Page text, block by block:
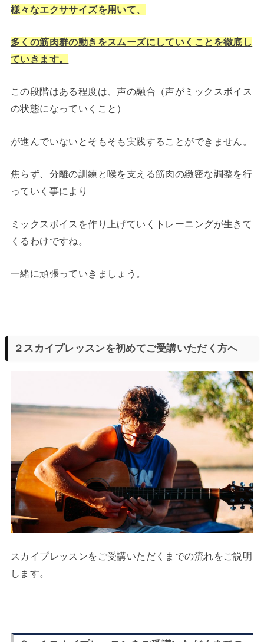
様々なエクササイズを用いて、
多くの筋肉群の動きをスムーズにしていくことを徹底し
ていきます。
この段階はある程度は、声の融合（声がミックスボイス
の状態になっていくこと）
が進んでいないとそもそも実践することができません。
焦らず、分離の訓練と喉を支える筋肉の緻密な調整を行
っていく事により
ミックスボイスを作り上げていくトレーニングが生きて
くるわけですね。
一緒に頑張っていきましょう。
２スカイプレッスンを初めてご受講いただく方へ
スカイプレッスンをご受講いただくまでの流れをご説明
します。